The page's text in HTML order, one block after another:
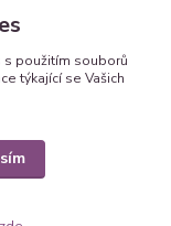
s použitím souborů
týkající se Vašich